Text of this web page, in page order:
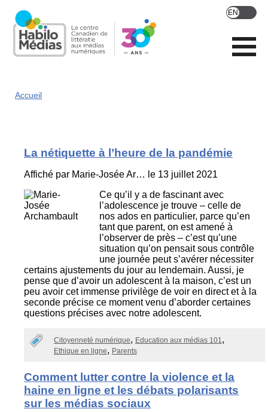
main
content
Accueil
La nétiquette à l’heure de la pandémie
Affiché par Marie-Josée Ar… le 13 juillet 2021
Ce qu’il y a de fascinant avec
l’adolescence je trouve – celle de
nos ados en particulier, parce qu’en
tant que parent, on est amené à
l’observer de près – c’est qu’une
situation qu’on pensait sous contrôle
une journée peut s’avérer nécessiter
certains ajustements du jour au lendemain. Aussi, je
pense que d’avoir un adolescent à la maison, c’est un
peu avoir cet immense privilège de voir en direct et à la
seconde précise ce moment venu d’aborder certaines
questions précises avec notre adolescent.
Citoyenneté numérique
Education aux médias 101
Ethique en ligne
Parents
Comment lutter contre la violence et la
haine en ligne et les débats polarisants
sur les médias sociaux